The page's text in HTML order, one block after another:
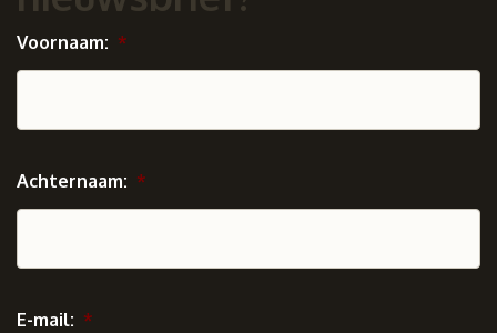
Voornaam: *
Achternaam: *
E-mail: *